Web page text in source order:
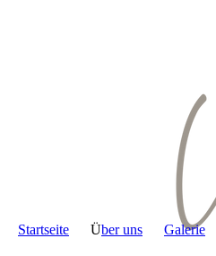
Startseite Über uns Galerie